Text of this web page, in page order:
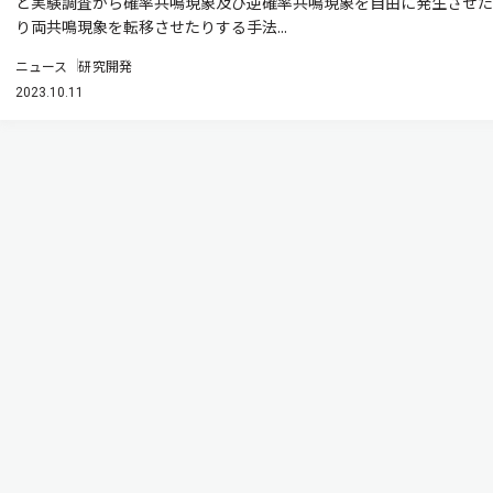
り両共鳴現象を転移させたりする手法...
ニュース 研究開発
2023.10.11